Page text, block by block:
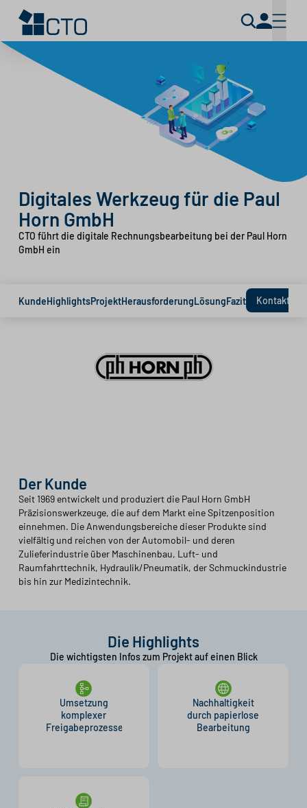
Digitales Werkzeug für die Paul
Horn GmbH
CTO führt die digitale Rechnungsbearbeitung bei der Paul Horn
GmbH ein
KundeHighlightsProjektHerausforderungLösungFazit Kontakt
Der Kunde
Seit 1969 entwickelt und produziert die Paul Horn GmbH
Präzisionswerkzeuge, die auf dem Markt eine Spitzenposition
einnehmen. Die Anwendungsbereiche dieser Produkte sind
vielfältig und reichen von der Automobil- und deren
Zulieferindustrie über Maschinenbau, Luft- und
Raumfahrttechnik, Hydraulik/Pneumatik, der Schmuckindustrie
bis hin zur Medizintechnik.
Die Highlights
Die wichtigsten Infos zum Projekt auf einen Blick
Umsetzung
komplexer
Freigabeprozesse
Nachhaltigkeit
durch papierlose
Bearbeitung